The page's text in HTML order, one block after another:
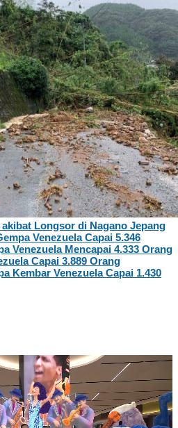
Longsor di Nagano Jepang
Venezuela Capai 5.346
Venezuela Mencapai 4.333 Orang
Capai 3.889 Orang
Kembar Venezuela Capai 1.430